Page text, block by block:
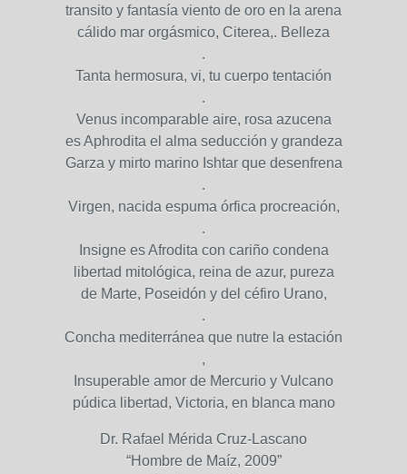
transito y fantasía viento de oro en la arena
cálido mar orgásmico, Citerea,. Belleza
.
Tanta hermosura, vi, tu cuerpo tentación
.
Venus incomparable aire, rosa azucena
es Aphrodita el alma seducción y grandeza
Garza y mirto marino Ishtar que desenfrena
.
Virgen, nacida espuma órfica procreación,
.
Insigne es Afrodita con cariño condena
libertad mitológica, reina de azur, pureza
de Marte, Poseidón y del céfiro Urano,
.
Concha mediterránea que nutre la estación
,
Insuperable amor de Mercurio y Vulcano
púdica libertad, Victoria, en blanca mano
Dr. Rafael Mérida Cruz-Lascano
“Hombre de Maíz, 2009”